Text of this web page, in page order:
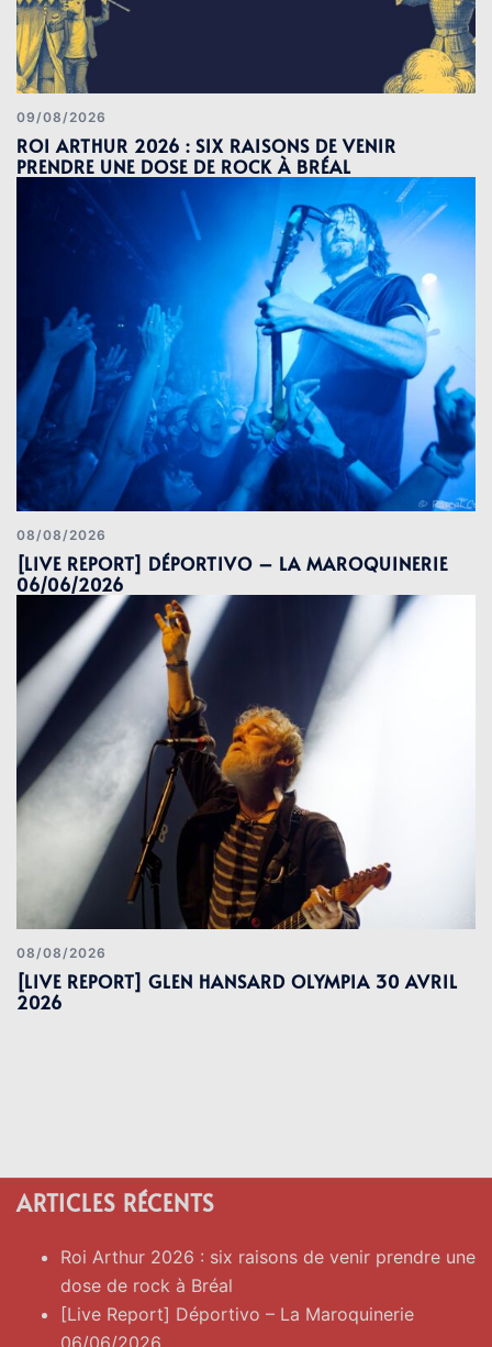
09/08/2026
ROI ARTHUR 2026 : SIX RAISONS DE VENIR
PRENDRE UNE DOSE DE ROCK À BRÉAL
08/08/2026
[LIVE REPORT] DÉPORTIVO – LA MAROQUINERIE
06/06/2026
08/08/2026
[LIVE REPORT] GLEN HANSARD OLYMPIA 30 AVRIL
2026
ARTICLES RÉCENTS
Roi Arthur 2026 : six raisons de venir prendre une
dose de rock à Bréal
[Live Report] Déportivo – La Maroquinerie
06/06/2026